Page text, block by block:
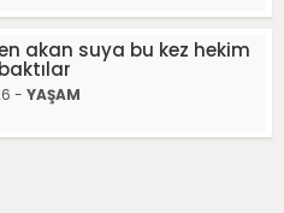
akan suya bu kez hekim
- YAŞAM